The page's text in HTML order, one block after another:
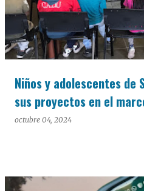
Niños y adolescentes de
sus proyectos en el
octubre 04, 2024